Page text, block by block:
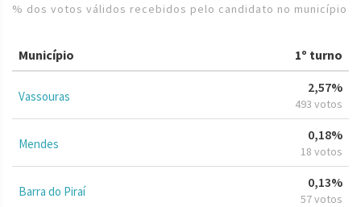
% dos votos válidos recebidos pelo candidato no município
Município 1º turno
Vassouras
2,57%
493 votos
Mendes
0,18%
18 votos
Barra do Piraí
0,13%
57 votos